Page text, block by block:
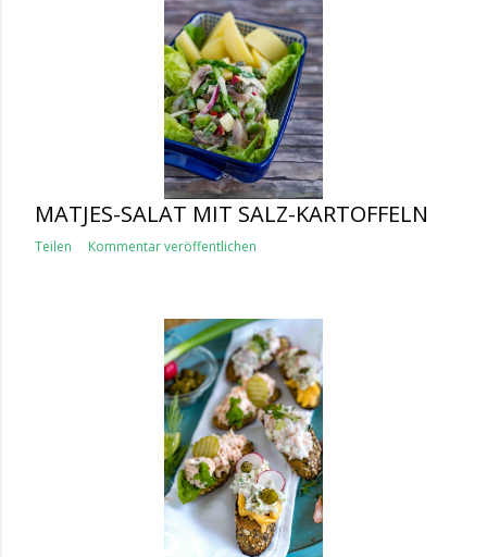
MATJES-SALAT MIT SALZ-KARTOFFELN
Teilen Kommentar veröffentlichen